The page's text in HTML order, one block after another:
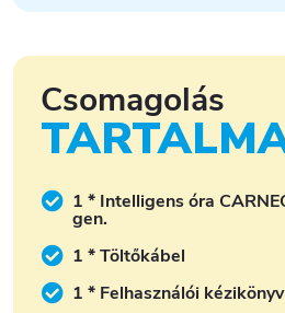
Csomagolás
1 * Intelligens óra
gen.
1 * Töltőkábel
1 * Felhasználói kézikönyv